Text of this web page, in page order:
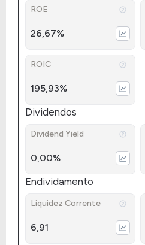
ROE
26,67%
ROIC
195,93%
Dividendos
Dividend Yield
0,00%
Endividamento
Liquidez Corrente
6,91